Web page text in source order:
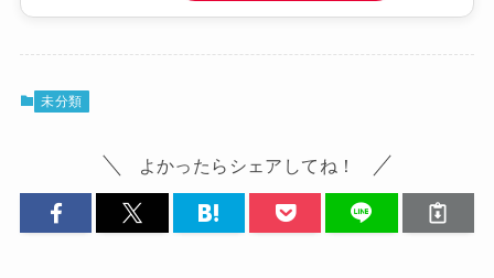
未分類
よかったらシェアしてね！